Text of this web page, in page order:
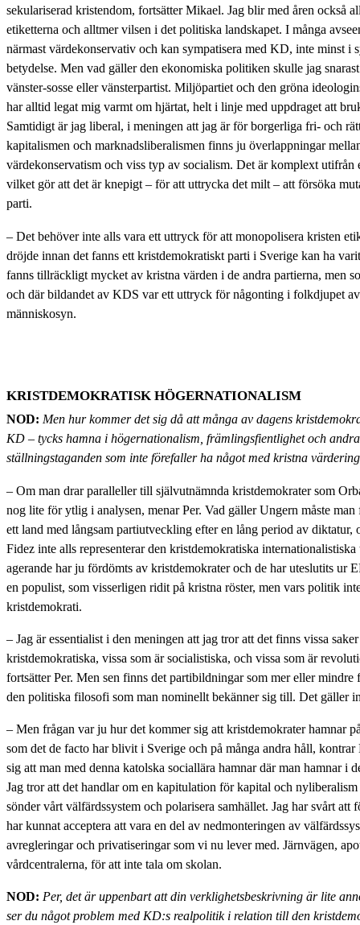
sekulariserad kristendom, fortsätter Mikael. Jag blir med åren också
etiketterna och alltmer vilsen i det politiska landskapet. I många
närmast värdekonservativ och kan sympatisera med KD, inte minst i
betydelse. Men vad gäller den ekonomiska politiken skulle jag
vänster-sosse eller vänsterpartist. Miljöpartiet och den gröna
har alltid legat mig varmt om hjärtat, helt i linje med uppdraget att
Samtidigt är jag liberal, i meningen att jag är för borgerliga fri- och
kapitalismen och marknadsliberalismen finns ju överlappningar
värdekonservatism och viss typ av socialism. Det är komplext utifrån
vilket gör att det är knepigt – för att uttrycka det milt – att försöka
parti.
– Det behöver inte alls vara ett uttryck för att monopolisera kristen
dröjde innan det fanns ett kristdemokratiskt parti i Sverige kan ha
fanns tillräckligt mycket av kristna värden i de andra partierna, men
och där bildandet av KDS var ett uttryck för någonting i folkdjupet
människosyn.
KRISTDEMOKRATISK HÖGERNATIONALISM
NOD: Men hur kommer det sig då att många av dagens
KD – tycks hamna i högernationalism, främlingsfientlighet och
ställningstaganden som inte förefaller ha något med kristna
– Om man drar paralleller till självutnämnda kristdemokrater som
nog lite för ytlig i analysen, menar Per. Vad gäller Ungern måste man
ett land med långsam partiutveckling efter en lång period av diktatur,
Fidez inte alls representerar den kristdemokratiska
agerande har ju fördömts av kristdemokrater och de har uteslutits ur
en populist, som visserligen ridit på kristna röster, men vars politik
kristdemokrati.
– Jag är essentialist i den meningen att jag tror att det finns vissa
kristdemokratiska, vissa som är socialistiska, och vissa som är
fortsätter Per. Men sen finns det partibildningar som mer eller mindre
den politiska filosofi som man nominellt bekänner sig till. Det gäller
– Men frågan var ju hur det kommer sig att kristdemokrater hamnar
som det de facto har blivit i Sverige och på många andra håll,
sig att man med denna katolska sociallära hamnar där man hamnar i
Jag tror att det handlar om en kapitulation för kapital och
sönder vårt välfärdssystem och polarisera samhället. Jag har svårt att
har kunnat acceptera att vara en del av nedmonteringen av
avregleringar och privatiseringar som vi nu lever med. Järnvägen,
vårdcentralerna, för att inte tala om skolan.
NOD: Per, det är uppenbart att din verklighetsbeskrivning är lite
ser du något problem med KD:s realpolitik i relation till den